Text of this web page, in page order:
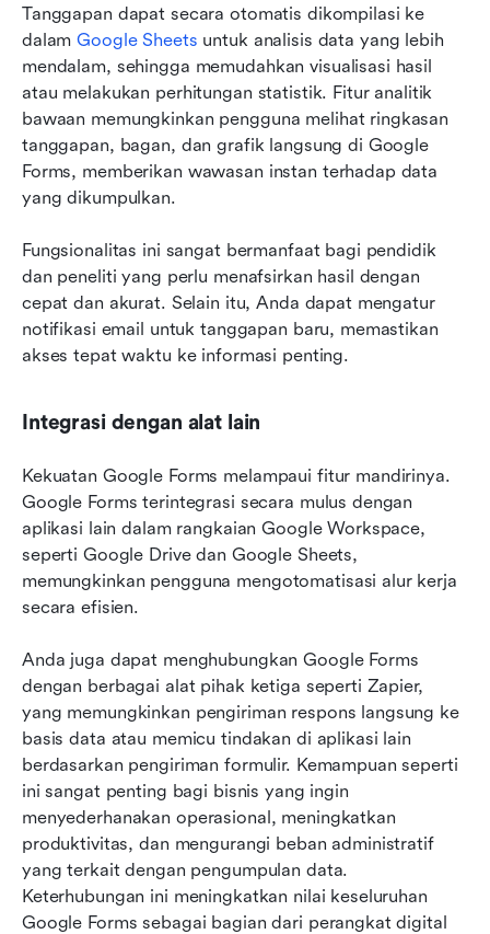
Tanggapan dapat secara otomatis dikompilasi ke
dalam Google Sheets untuk analisis data yang lebih
mendalam, sehingga memudahkan visualisasi hasil
atau melakukan perhitungan statistik. Fitur analitik
bawaan memungkinkan pengguna melihat ringkasan
tanggapan, bagan, dan grafik langsung di Google
Forms, memberikan wawasan instan terhadap data
yang dikumpulkan.
Fungsionalitas ini sangat bermanfaat bagi pendidik
dan peneliti yang perlu menafsirkan hasil dengan
cepat dan akurat. Selain itu, Anda dapat mengatur
notifikasi email untuk tanggapan baru, memastikan
akses tepat waktu ke informasi penting.
Integrasi dengan alat lain
Kekuatan Google Forms melampaui fitur mandirinya.
Google Forms terintegrasi secara mulus dengan
aplikasi lain dalam rangkaian Google Workspace,
seperti Google Drive dan Google Sheets,
memungkinkan pengguna mengotomatisasi alur kerja
secara efisien.
Anda juga dapat menghubungkan Google Forms
dengan berbagai alat pihak ketiga seperti Zapier,
yang memungkinkan pengiriman respons langsung ke
basis data atau memicu tindakan di aplikasi lain
berdasarkan pengiriman formulir. Kemampuan seperti
ini sangat penting bagi bisnis yang ingin
menyederhanakan operasional, meningkatkan
produktivitas, dan mengurangi beban administratif
yang terkait dengan pengumpulan data.
Keterhubungan ini meningkatkan nilai keseluruhan
Google Forms sebagai bagian dari perangkat digital